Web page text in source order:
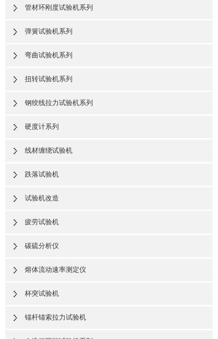
管材环刚度试验机系列
弹簧试验机系列
弯曲试验机系列
扭转试验机系列
钢绞线拉力试验机系列
硬度计系列
线材缠绕试验机
跌落试验机
试验机改造
疲劳试验机
碳硫分析仪
熔体流动速率测定仪
杯突试验机
锚杆锚索拉力试验机